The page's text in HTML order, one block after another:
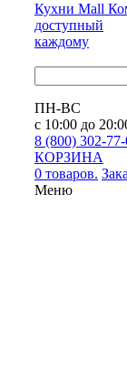
Кухни Mall
доступный
каждому
ПН-ВС
с 10:00 до
8 (800) 302-
КОРЗИНА
0 товаров.
Меню